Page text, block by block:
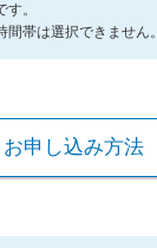
。
帯は選択できません。
お申し込み方法